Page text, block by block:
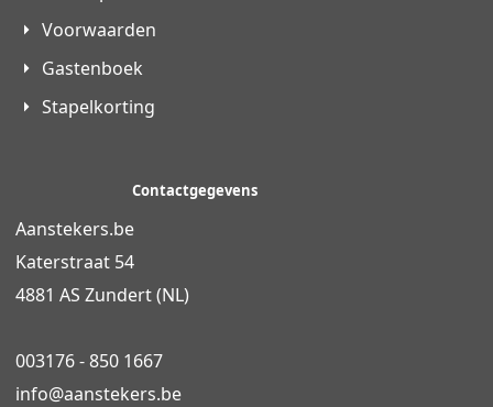
Voorwaarden
Gastenboek
Stapelkorting
Contactgegevens
Aanstekers.be
Katerstraat 54
4881 AS Zundert (NL)
003176 - 850 1667
info@aanstekers.be